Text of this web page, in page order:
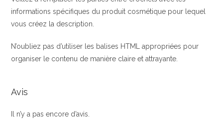
informations spécifiques du produit cosmétique pour lequel
vous créez la description.
N’oubliez pas d’utiliser les balises HTML appropriées pour
organiser le contenu de manière claire et attrayante.
Avis
Il n’y a pas encore d’avis.